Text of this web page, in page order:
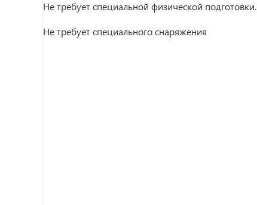
Не требует специальной физической подготовки.
Не требует специального снаряжения